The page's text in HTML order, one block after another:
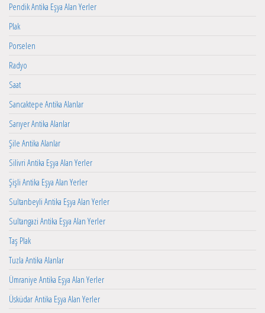
Pendik Antika Eşya Alan Yerler
Plak
Porselen
Radyo
Saat
Sancaktepe Antika Alanlar
Sarıyer Antika Alanlar
Şile Antika Alanlar
Silivri Antika Eşya Alan Yerler
Şişli Antika Eşya Alan Yerler
Sultanbeyli Antika Eşya Alan Yerler
Sultangazi Antika Eşya Alan Yerler
Taş Plak
Tuzla Antika Alanlar
Ümraniye Antika Eşya Alan Yerler
Üsküdar Antika Eşya Alan Yerler